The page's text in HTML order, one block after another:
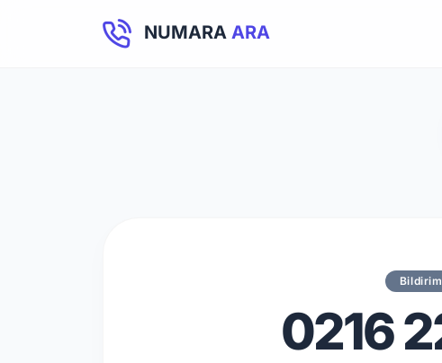
NUMARA ARA
0216